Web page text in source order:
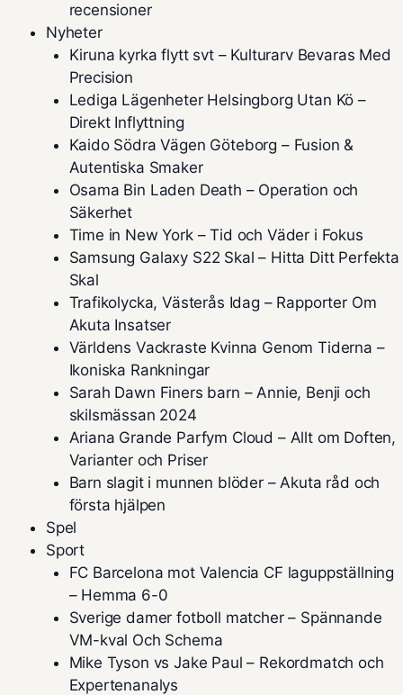
recensioner
Nyheter
Kiruna kyrka flytt svt – Kulturarv Bevaras Med
Precision
Lediga Lägenheter Helsingborg Utan Kö –
Direkt Inflyttning
Kaido Södra Vägen Göteborg – Fusion &
Autentiska Smaker
Osama Bin Laden Death – Operation och
Säkerhet
Time in New York – Tid och Väder i Fokus
Samsung Galaxy S22 Skal – Hitta Ditt Perfekta
Skal
Trafikolycka, Västerås Idag – Rapporter Om
Akuta Insatser
Världens Vackraste Kvinna Genom Tiderna –
Ikoniska Rankningar
Sarah Dawn Finers barn – Annie, Benji och
skilsmässan 2024
Ariana Grande Parfym Cloud – Allt om Doften,
Varianter och Priser
Barn slagit i munnen blöder – Akuta råd och
första hjälpen
Spel
Sport
FC Barcelona mot Valencia CF laguppställning
– Hemma 6-0
Sverige damer fotboll matcher – Spännande
VM-kval Och Schema
Mike Tyson vs Jake Paul – Rekordmatch och
Expertenanalys